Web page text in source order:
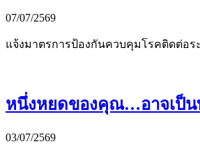
07/07/2569
แจ้งมาตรการป้องกันควบคุมโรคติดต่อ
หนึ่งหยดของคุณ…อาจเป็น
03/07/2569